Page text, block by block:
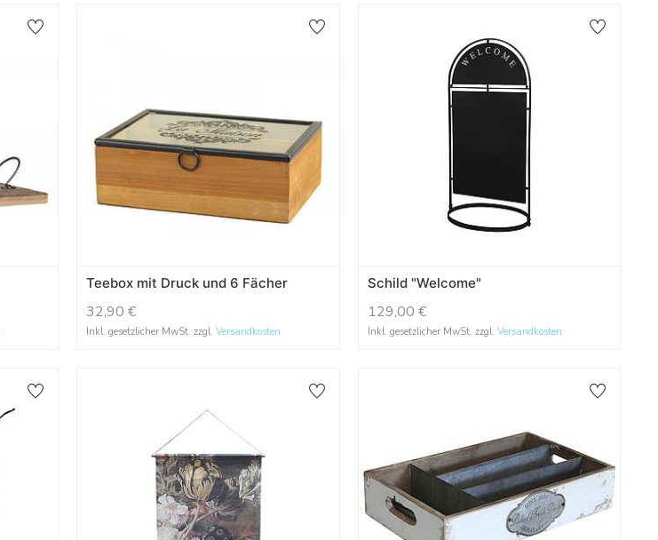
Teebox mit Druck und 6 Fächer
32,90 €
Inkl. gesetzlicher MwSt. zzgl.Versandkosten
Schild "Welcome"
129,00 €
Inkl. gesetzlicher MwSt. zzgl. Versandkosten